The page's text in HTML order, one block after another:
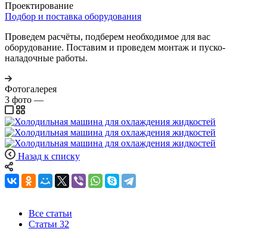
Проектирование
Подбор и поставка оборудования
Проведем расчёты, подберем необходимое для вас
оборудование. Поставим и проведем монтаж и пуско-
наладочные работы.
Фотогалерея
3 фото —
Назад к списку
Все статьи
Статьи 32